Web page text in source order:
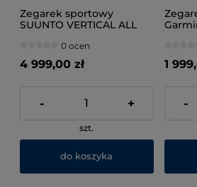
Zegarek sportowy
SUUNTO VERTICAL ALL
0 ocen
4 999,00 zł
- +
szt.
do koszyka
1
-